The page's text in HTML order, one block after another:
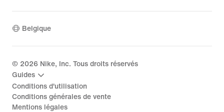
Belgique
© 2026 Nike, Inc. Tous droits réservés
Guides
Conditions d'utilisation
Conditions générales de vente
Mentions légales